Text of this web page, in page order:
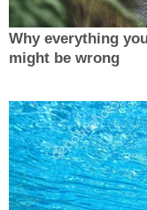
Why everything
might be wrong